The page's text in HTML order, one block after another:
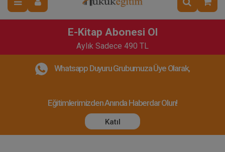
E-Kitap Abonesi Ol
Aylık Sadece 490 TL
Whatsapp Duyuru Grubumuza Üye Olarak,
Eğitimlerimizden Anında Haberdar Olun!
Katıl